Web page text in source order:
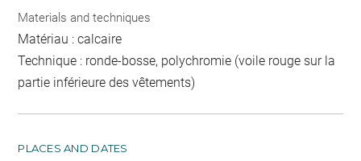
Materials and techniques
Matériau : calcaire
Technique : ronde-bosse, polychromie (voile rouge sur la
partie inférieure des vêtements)
PLACES AND DATES